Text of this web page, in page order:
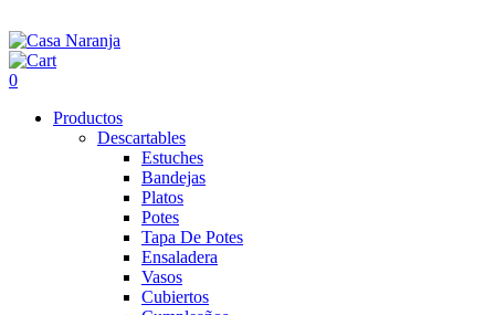
0
Productos
Descartables
Estuches
Bandejas
Platos
Potes
Tapa De Potes
Ensaladera
Vasos
Cubiertos